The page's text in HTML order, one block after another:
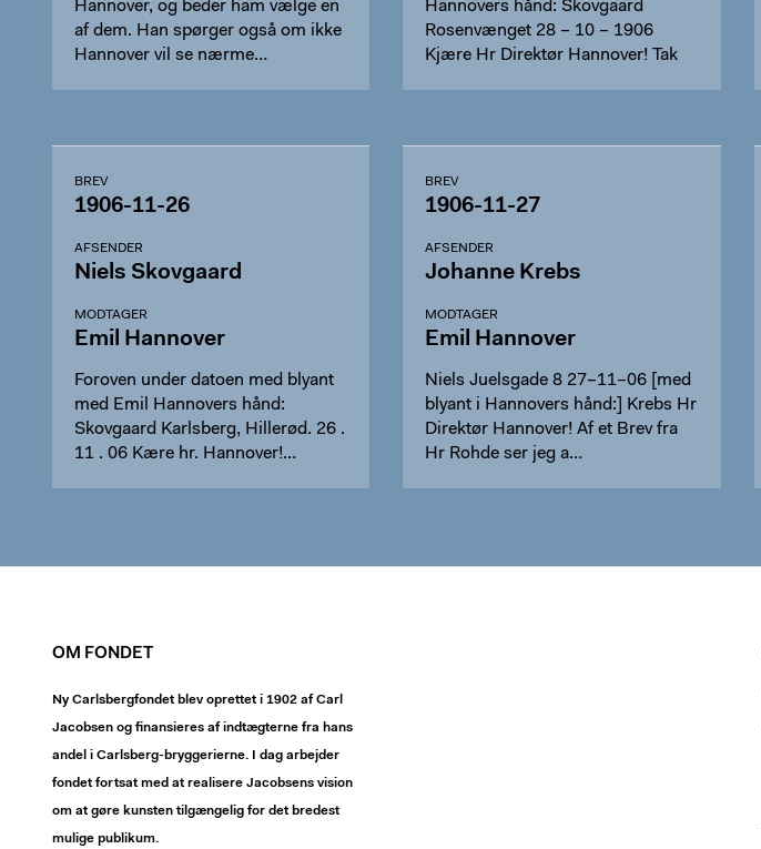
Hannover, og beder ham vælge en
af dem. Han spørger også om ikke
Hannover vil se nærme…
Hannovers hånd: Skovgaard
Rosenvænget 28 – 10 – 1906
Kjære Hr Direktør Hannover! Tak
BREV
1906-11-26
AFSENDER
Niels Skovgaard
MODTAGER
Emil Hannover
Foroven under datoen med blyant
med Emil Hannovers hånd:
Skovgaard Karlsberg, Hillerød. 26 .
11 . 06 Kære hr. Hannover!…
BREV
1906-11-27
AFSENDER
Johanne Krebs
MODTAGER
Emil Hannover
Niels Juelsgade 8 27–11–06 [med
blyant i Hannovers hånd:] Krebs Hr
Direktør Hannover! Af et Brev fra
Hr Rohde ser jeg a…
OM FONDET
Ny Carlsbergfondet blev oprettet i 1902 af Carl
Jacobsen og finansieres af indtægterne fra hans
andel i Carlsberg-bryggerierne. I dag arbejder
fondet fortsat med at realisere Jacobsens vision
om at gøre kunsten tilgængelig for det bredest
mulige publikum.